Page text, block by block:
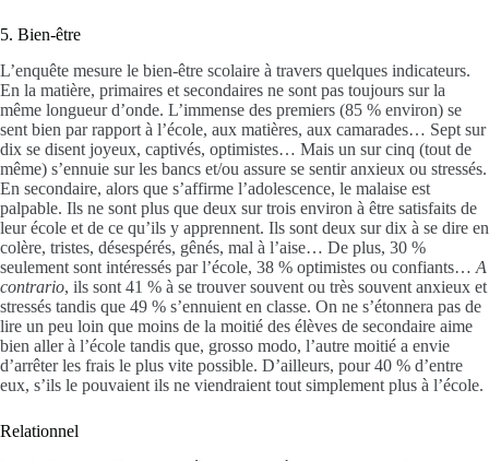
5. Bien-être
L’enquête mesure le bien-être scolaire à travers quelques indicateurs.
En la matière, primaires et secondaires ne sont pas toujours sur la
même longueur d’onde. L’immense des premiers (85 % environ) se
sent bien par rapport à l’école, aux matières, aux camarades… Sept sur
dix se disent joyeux, captivés, optimistes… Mais un sur cinq (tout de
même) s’ennuie sur les bancs et/ou assure se sentir anxieux ou stressés.
En secondaire, alors que s’affirme l’adolescence, le malaise est
palpable. Ils ne sont plus que deux sur trois environ à être satisfaits de
leur école et de ce qu’ils y apprennent. Ils sont deux sur dix à se dire en
colère, tristes, désespérés, gênés, mal à l’aise… De plus, 30 %
seulement sont intéressés par l’école, 38 % optimistes ou confiants… A
contrario, ils sont 41 % à se trouver souvent ou très souvent anxieux et
stressés tandis que 49 % s’ennuient en classe. On ne s’étonnera pas de
lire un peu loin que moins de la moitié des élèves de secondaire aime
bien aller à l’école tandis que, grosso modo, l’autre moitié a envie
d’arrêter les frais le plus vite possible. D’ailleurs, pour 40 % d’entre
eux, s’ils le pouvaient ils ne viendraient tout simplement plus à l’école.
Relationnel